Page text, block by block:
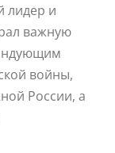
лидер и
важную
войны,
России, а